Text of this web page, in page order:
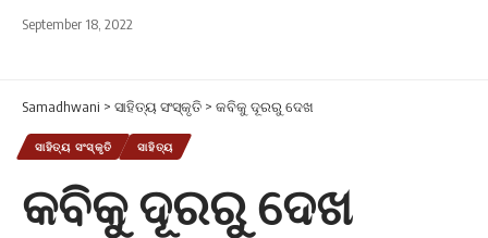
September 18, 2022
Samadhwani > ସାହିତ୍ୟ ସଂସ୍କୃତି > କବିକୁ ଦୂରରୁ ଦେଖ
ସାହିତ୍ୟ ସଂସ୍କୃତି ସାହିତ୍ୟ
କବିକୁ ଦୂରରୁ ଦେଖ